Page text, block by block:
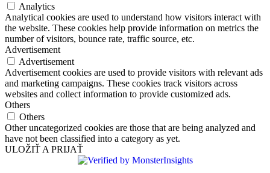
Analytics
Analytical cookies are used to understand how visitors interact with
the website. These cookies help provide information on metrics the
number of visitors, bounce rate, traffic source, etc.
Advertisement
Advertisement
Advertisement cookies are used to provide visitors with relevant ads
and marketing campaigns. These cookies track visitors across
websites and collect information to provide customized ads.
Others
Others
Other uncategorized cookies are those that are being analyzed and
have not been classified into a category as yet.
ULOŽIŤ A PRIJAŤ